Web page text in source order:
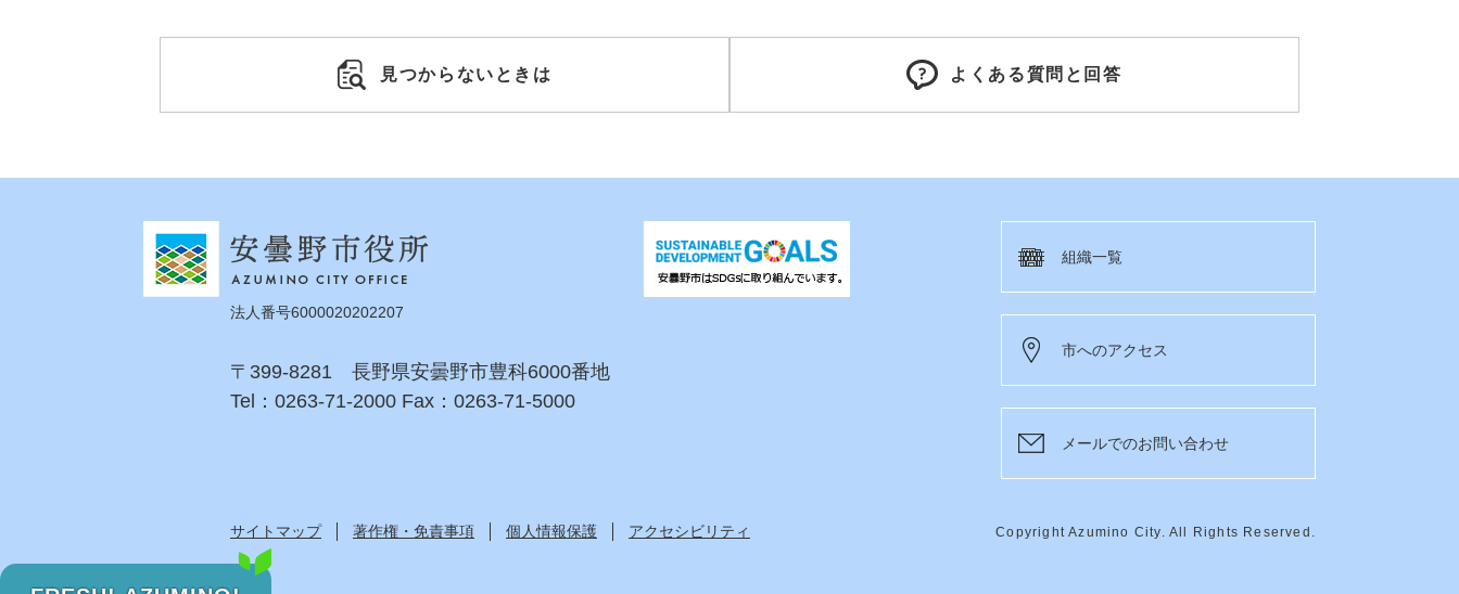
見つからないときは よくある質問と回答
法人番号6000020202207
〒399-8281 長野県安曇野市豊科6000番地
Tel：0263-71-2000 Fax：0263-71-5000
組織一覧
市へのアクセス
メールでのお問い合わせ
サイトマップ 著作権・免責事項 個人情報保護 アクセシビリティ Copyright Azumino City. All Rights Reserved.